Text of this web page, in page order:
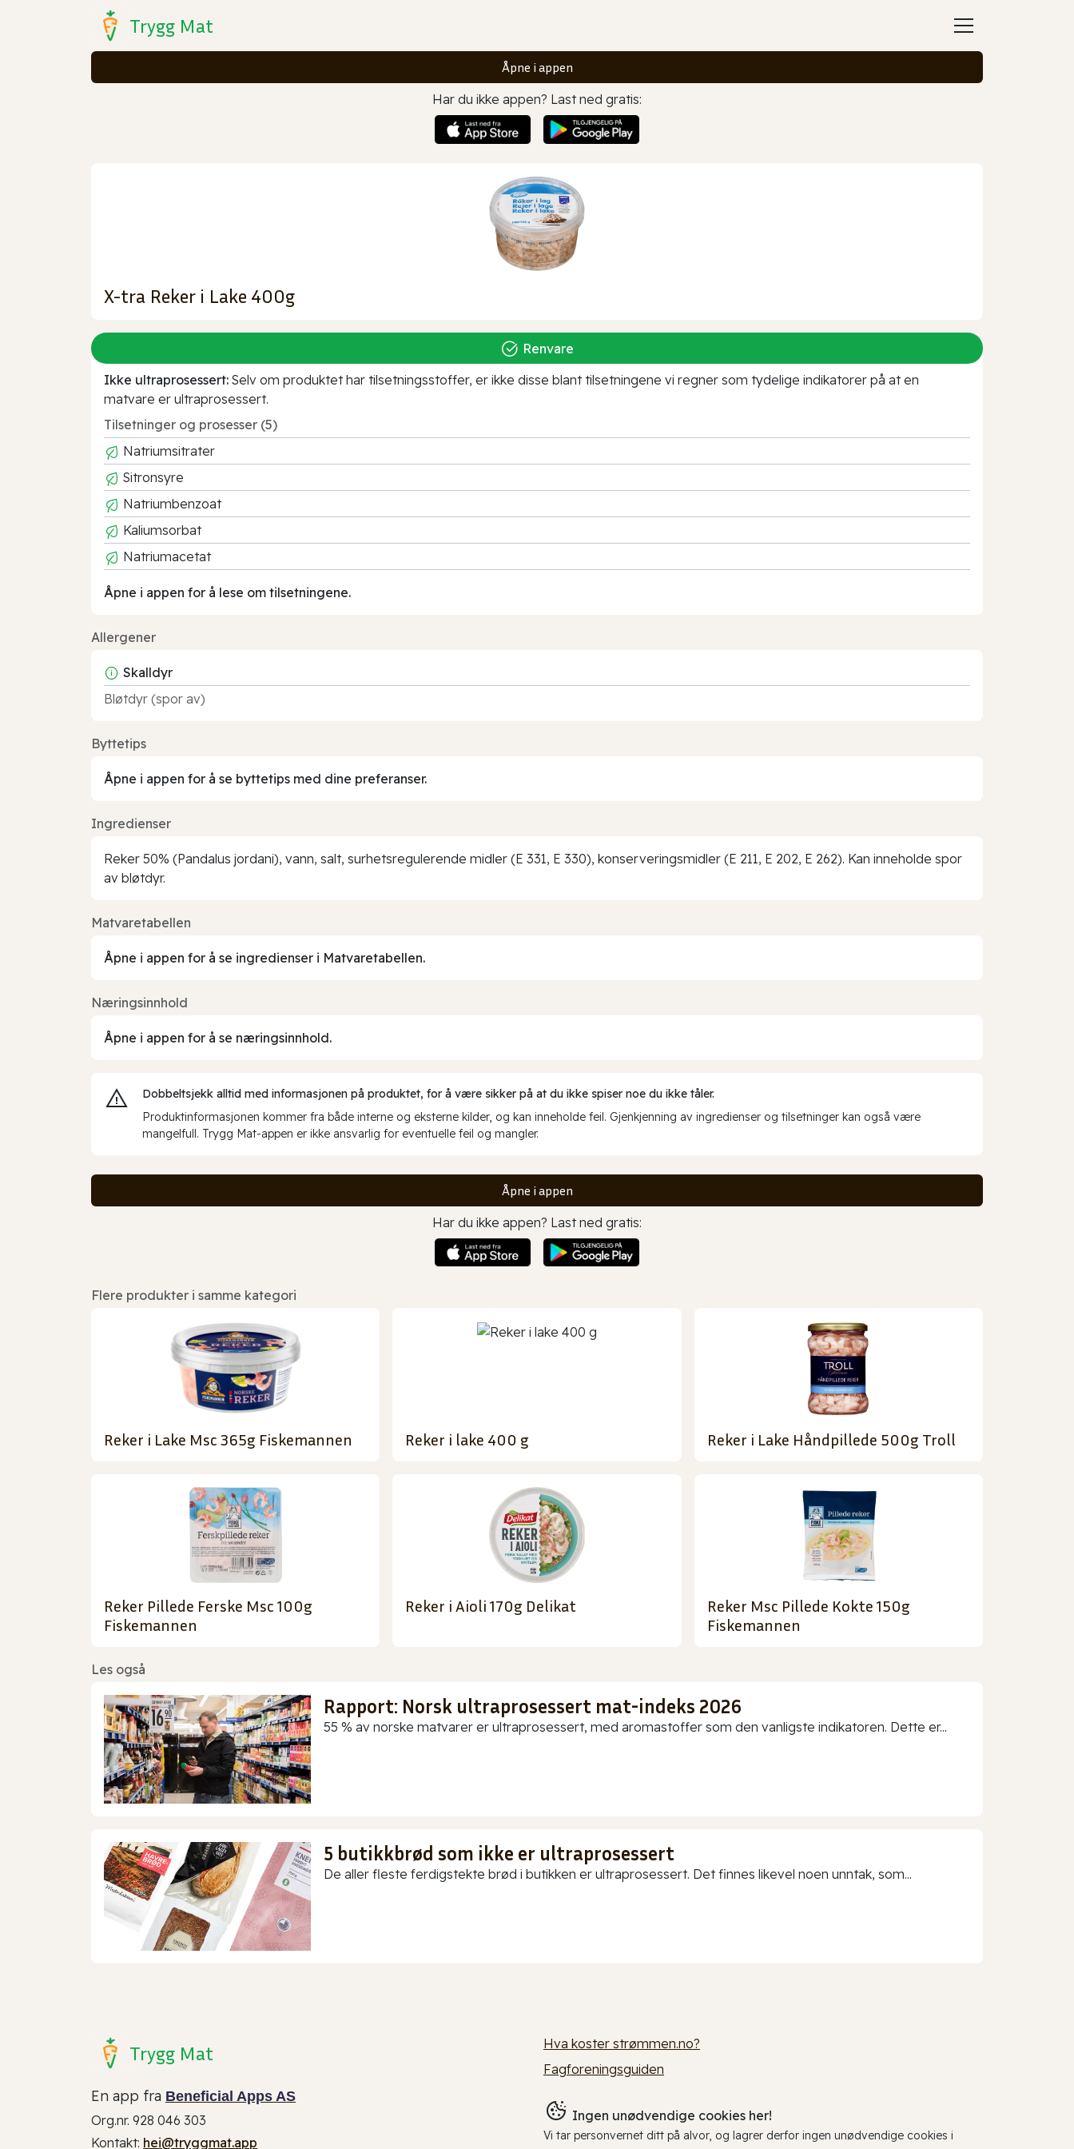
Trygg Mat
Åpne i appen
Har du ikke appen? Last ned gratis:
X-tra Reker i Lake 400g
Renvare
Ikke ultraprosessert: Selv om produktet har tilsetningsstoffer, er ikke disse blant tilsetningene vi regner som tydelige indikatorer på at en
matvare er ultraprosessert.
Tilsetninger og prosesser (5)
Natriumsitrater
Sitronsyre
Natriumbenzoat
Kaliumsorbat
Natriumacetat
Åpne i appen for å lese om tilsetningene.
Allergener
Skalldyr
Bløtdyr (spor av)
Byttetips
Åpne i appen for å se byttetips med dine preferanser.
Ingredienser
Reker 50% (Pandalus jordani), vann, salt, surhetsregulerende midler (E 331, E 330), konserveringsmidler (E 211, E 202, E 262). Kan inneholde spor
av bløtdyr.
Matvaretabellen
Åpne i appen for å se ingredienser i Matvaretabellen.
Næringsinnhold
Åpne i appen for å se næringsinnhold.
Dobbeltsjekk alltid med informasjonen på produktet, for å være sikker på at du ikke spiser noe du ikke tåler.
Produktinformasjonen kommer fra både interne og eksterne kilder, og kan inneholde feil. Gjenkjenning av ingredienser og tilsetninger kan også være
mangelfull. Trygg Mat-appen er ikke ansvarlig for eventuelle feil og mangler.
Åpne i appen
Har du ikke appen? Last ned gratis:
Flere produkter i samme kategori
Reker i Lake Msc 365g Fiskemannen Reker i lake 400 g Reker i Lake Håndpillede 500g Troll
Reker Pillede Ferske Msc 100g
Fiskemannen
Reker i Aioli 170g Delikat
Reker Msc Pillede Kokte 150g
Fiskemannen
Les også
Rapport: Norsk ultraprosessert mat-indeks 2026
55 % av norske matvarer er ultraprosessert, med aromastoffer som den vanligste indikatoren. Dette er...
5 butikkbrød som ikke er ultraprosessert
De aller fleste ferdigstekte brød i butikken er ultraprosessert. Det finnes likevel noen unntak, som...
Trygg Mat
En app fra Beneficial Apps AS
Org.nr. 928 046 303
Kontakt: hei@tryggmat.app
Hva koster strømmen.no?
Fagforeningsguiden
Ingen unødvendige cookies her!
Vi tar personvernet ditt på alvor, og lagrer derfor ingen unødvendige cookies i